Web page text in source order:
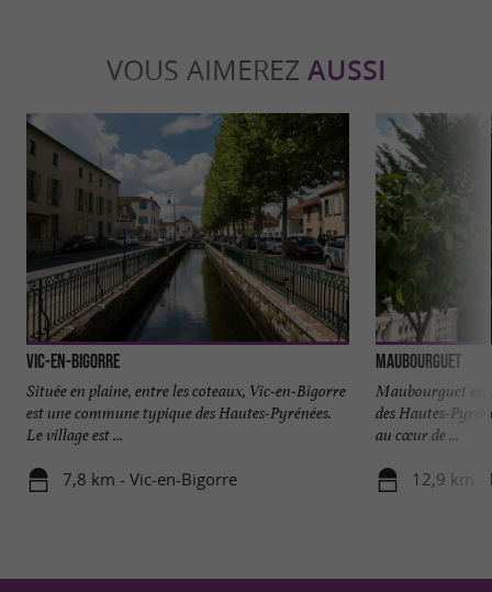
VOUS AIMEREZ AUSSI
Vic-en-Bigorre
Située en plaine, entre les coteaux, Vic-en-Bigorre
est une commune typique des Hautes-Pyrénées.
Le village est ...
7,8 km - Vic-en-Bigorre
Maubourguet
Maubourguet est
des Hautes-
au cœur de ...
12,9 km -